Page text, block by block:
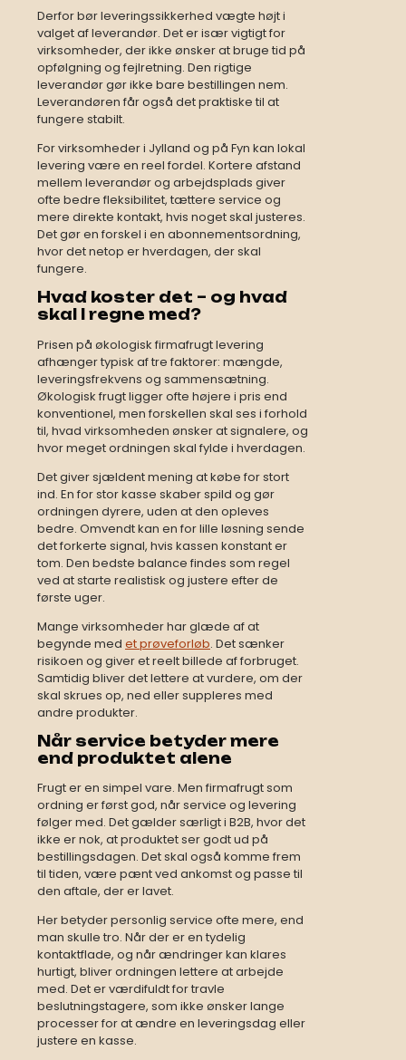
Derfor bør leveringssikkerhed vægte højt i
valget af leverandør. Det er især vigtigt for
virksomheder, der ikke ønsker at bruge tid på
opfølgning og fejlretning. Den rigtige
leverandør gør ikke bare bestillingen nem.
Leverandøren får også det praktiske til at
fungere stabilt.
For virksomheder i Jylland og på Fyn kan lokal
levering være en reel fordel. Kortere afstand
mellem leverandør og arbejdsplads giver
ofte bedre fleksibilitet, tættere service og
mere direkte kontakt, hvis noget skal justeres.
Det gør en forskel i en abonnementsordning,
hvor det netop er hverdagen, der skal
fungere.
Hvad koster det – og hvad
skal I regne med?
Prisen på økologisk firmafrugt levering
afhænger typisk af tre faktorer: mængde,
leveringsfrekvens og sammensætning.
Økologisk frugt ligger ofte højere i pris end
konventionel, men forskellen skal ses i forhold
til, hvad virksomheden ønsker at signalere, og
hvor meget ordningen skal fylde i hverdagen.
Det giver sjældent mening at købe for stort
ind. En for stor kasse skaber spild og gør
ordningen dyrere, uden at den opleves
bedre. Omvendt kan en for lille løsning sende
det forkerte signal, hvis kassen konstant er
tom. Den bedste balance findes som regel
ved at starte realistisk og justere efter de
første uger.
Mange virksomheder har glæde af at
begynde med et prøveforløb. Det sænker
risikoen og giver et reelt billede af forbruget.
Samtidig bliver det lettere at vurdere, om der
skal skrues op, ned eller suppleres med
andre produkter.
Når service betyder mere
end produktet alene
Frugt er en simpel vare. Men firmafrugt som
ordning er først god, når service og levering
følger med. Det gælder særligt i B2B, hvor det
ikke er nok, at produktet ser godt ud på
bestillingsdagen. Det skal også komme frem
til tiden, være pænt ved ankomst og passe til
den aftale, der er lavet.
Her betyder personlig service ofte mere, end
man skulle tro. Når der er en tydelig
kontaktflade, og når ændringer kan klares
hurtigt, bliver ordningen lettere at arbejde
med. Det er værdifuldt for travle
beslutningstagere, som ikke ønsker lange
processer for at ændre en leveringsdag eller
justere en kasse.